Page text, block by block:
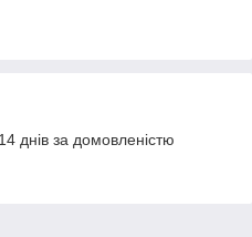
днів за домовленістю